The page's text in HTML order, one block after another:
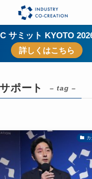
サミット KYOTO
詳しくはこちら
ポート – tag –
カ